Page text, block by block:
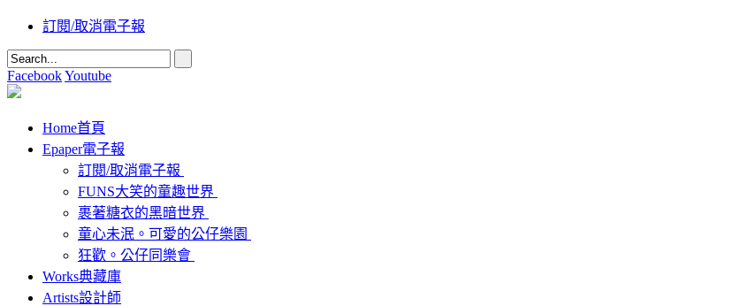
訂閱/取消電子報
FacebookYoutube
Home首頁
Epaper電子報
訂閱/取消電子報
FUNS大笑的童趣世界
裹著糖衣的黑暗世界
童心未泯。可愛的公仔樂園
狂歡。公仔同樂會
Works典藏庫
Artists設計師